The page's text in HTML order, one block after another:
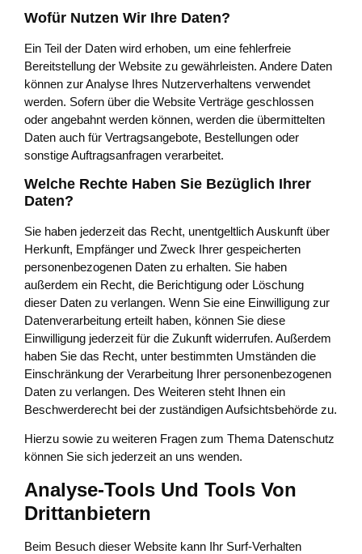
Wofür Nutzen Wir Ihre Daten?
Ein Teil der Daten wird erhoben, um eine fehlerfreie
Bereitstellung der Website zu gewährleisten. Andere Daten
können zur Analyse Ihres Nutzerverhaltens verwendet
werden. Sofern über die Website Verträge geschlossen
oder angebahnt werden können, werden die übermittelten
Daten auch für Vertragsangebote, Bestellungen oder
sonstige Auftragsanfragen verarbeitet.
Welche Rechte Haben Sie Bezüglich Ihrer
Daten?
Sie haben jederzeit das Recht, unentgeltlich Auskunft über
Herkunft, Empfänger und Zweck Ihrer gespeicherten
personenbezogenen Daten zu erhalten. Sie haben
außerdem ein Recht, die Berichtigung oder Löschung
dieser Daten zu verlangen. Wenn Sie eine Einwilligung zur
Datenverarbeitung erteilt haben, können Sie diese
Einwilligung jederzeit für die Zukunft widerrufen. Außerdem
haben Sie das Recht, unter bestimmten Umständen die
Einschränkung der Verarbeitung Ihrer personenbezogenen
Daten zu verlangen. Des Weiteren steht Ihnen ein
Beschwerderecht bei der zuständigen Aufsichtsbehörde zu.
Hierzu sowie zu weiteren Fragen zum Thema Datenschutz
können Sie sich jederzeit an uns wenden.
Analyse-Tools Und Tools Von
Dritt­anbietern
Beim Besuch dieser Website kann Ihr Surf-Verhalten